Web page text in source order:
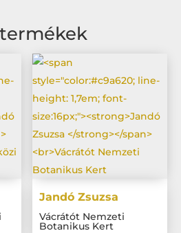
Jandó Zsuzsa
Vácrátót Nemzeti
Botanikus Kert